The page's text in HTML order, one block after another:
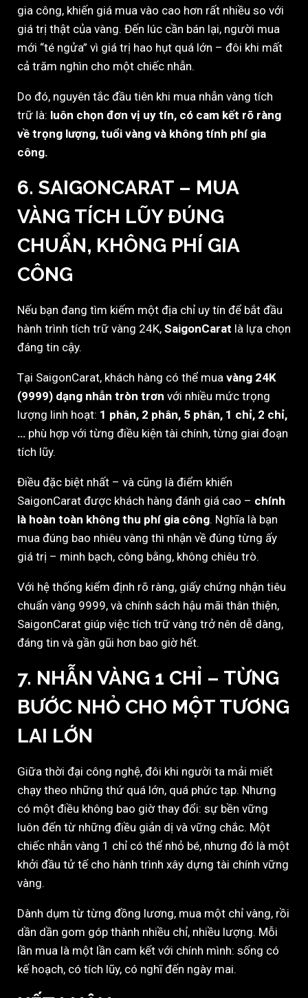
gia công, khiến giá mua vào cao hơn rất nhiều so với
giá trị thật của vàng. Đến lúc cần bán lại, người mua
mới “té ngửa” vì giá trị hao hụt quá lớn – đôi khi mất
cả trăm nghìn cho một chiếc nhẫn.
Do đó, nguyên tắc đầu tiên khi mua nhẫn vàng tích
trữ là: luôn chọn đơn vị uy tín, có cam kết rõ ràng
về trọng lượng, tuổi vàng và không tính phí gia
công.
6. SAIGONCARAT – MUA
VÀNG TÍCH LŨY ĐÚNG
CHUẨN, KHÔNG PHÍ GIA
CÔNG
Nếu bạn đang tìm kiếm một địa chỉ uy tín để bắt đầu
hành trình tích trữ vàng 24K, SaigonCarat là lựa chọn
đáng tin cậy.
Tại SaigonCarat, khách hàng có thể mua vàng 24K
(9999) dạng nhẫn tròn trơn với nhiều mức trọng
lượng linh hoạt: 1 phân, 2 phân, 5 phân, 1 chỉ, 2 chỉ,
… phù hợp với từng điều kiện tài chính, từng giai đoạn
tích lũy.
Điều đặc biệt nhất – và cũng là điểm khiến
SaigonCarat được khách hàng đánh giá cao – chính
là hoàn toàn không thu phí gia công. Nghĩa là bạn
mua đúng bao nhiêu vàng thì nhận về đúng từng ấy
giá trị – minh bạch, công bằng, không chiêu trò.
Với hệ thống kiểm định rõ ràng, giấy chứng nhận tiêu
chuẩn vàng 9999, và chính sách hậu mãi thân thiện,
SaigonCarat giúp việc tích trữ vàng trở nên dễ dàng,
đáng tin và gần gũi hơn bao giờ hết.
7. NHẪN VÀNG 1 CHỈ – TỪNG
BƯỚC NHỎ CHO MỘT TƯƠNG
LAI LỚN
Giữa thời đại công nghệ, đôi khi người ta mải miết
chạy theo những thứ quá lớn, quá phức tạp. Nhưng
có một điều không bao giờ thay đổi: sự bền vững
luôn đến từ những điều giản dị và vững chắc. Một
chiếc nhẫn vàng 1 chỉ có thể nhỏ bé, nhưng đó là một
khởi đầu tử tế cho hành trình xây dựng tài chính vững
vàng.
Dành dụm từ từng đồng lương, mua một chỉ vàng, rồi
dần dần gom góp thành nhiều chỉ, nhiều lượng. Mỗi
lần mua là một lần cam kết với chính mình: sống có
kế hoạch, có tích lũy, có nghĩ đến ngày mai.